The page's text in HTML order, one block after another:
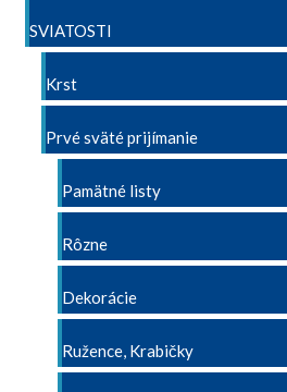
SVIATOSTI
Krst
Prvé sväté prijímanie
Pamätné listy
Rôzne
Dekorácie
Ružence, Krabičky